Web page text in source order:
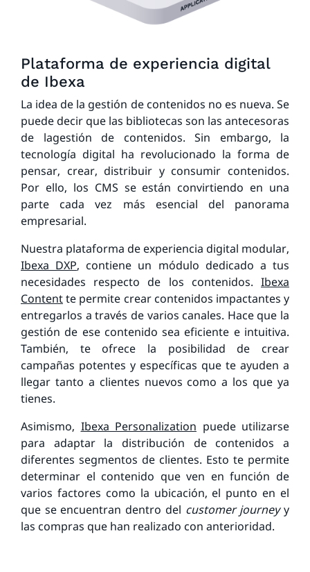
Plataforma de experiencia digital
de Ibexa
La idea de la gestión de contenidos no es nueva. Se
puede decir que las bibliotecas son las antecesoras
de lagestión de contenidos. Sin embargo, la
tecnología digital ha revolucionado la forma de
pensar, crear, distribuir y consumir contenidos.
Por ello, los CMS se están convirtiendo en una
parte cada vez más esencial del panorama
empresarial.
Nuestra plataforma de experiencia digital modular,
Ibexa DXP, contiene un módulo dedicado a tus
necesidades respecto de los contenidos. Ibexa
Contentte permite crear contenidos impactantes y
entregarlos a través de varios canales. Hace que la
gestión de ese contenido sea eficiente e intuitiva.
También, te ofrece la posibilidad de crear
campañas potentes y específicas que te ayuden a
llegar tanto a clientes nuevos como a los que ya
tienes.
Asimismo, Ibexa Personalization puede utilizarse
para adaptar la distribución de contenidos a
diferentes segmentos de clientes. Esto te permite
determinar el contenido que ven en función de
varios factores como la ubicación, el punto en el
que se encuentran dentro del customer journeyy
las compras que han realizado con anterioridad.